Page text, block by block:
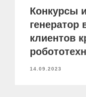
Конкурсы
генератор
клиентов
14.09.2023